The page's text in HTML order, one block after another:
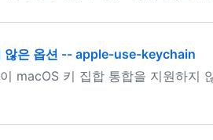
않은 옵션 -- apple-use-keychain
macOS 키 집합 통합을 지원하지